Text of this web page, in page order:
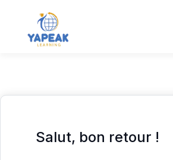
Salut, bon retour !